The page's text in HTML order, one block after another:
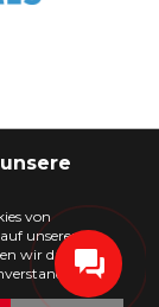
von
unserer
wir davon
sind.